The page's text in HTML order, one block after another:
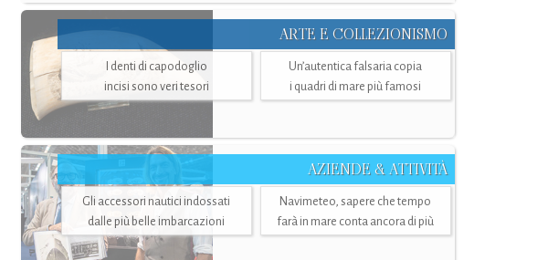
ARTE E COLLEZIONISMO
I denti di capodoglio
incisi sono veri tesori
Un’autentica falsaria copia
i quadri di mare più famosi
AZIENDE & ATTIVITÀ
Gli accessori nautici indossati
dalle più belle imbarcazioni
Navimeteo, sapere che tempo
farà in mare conta ancora di più